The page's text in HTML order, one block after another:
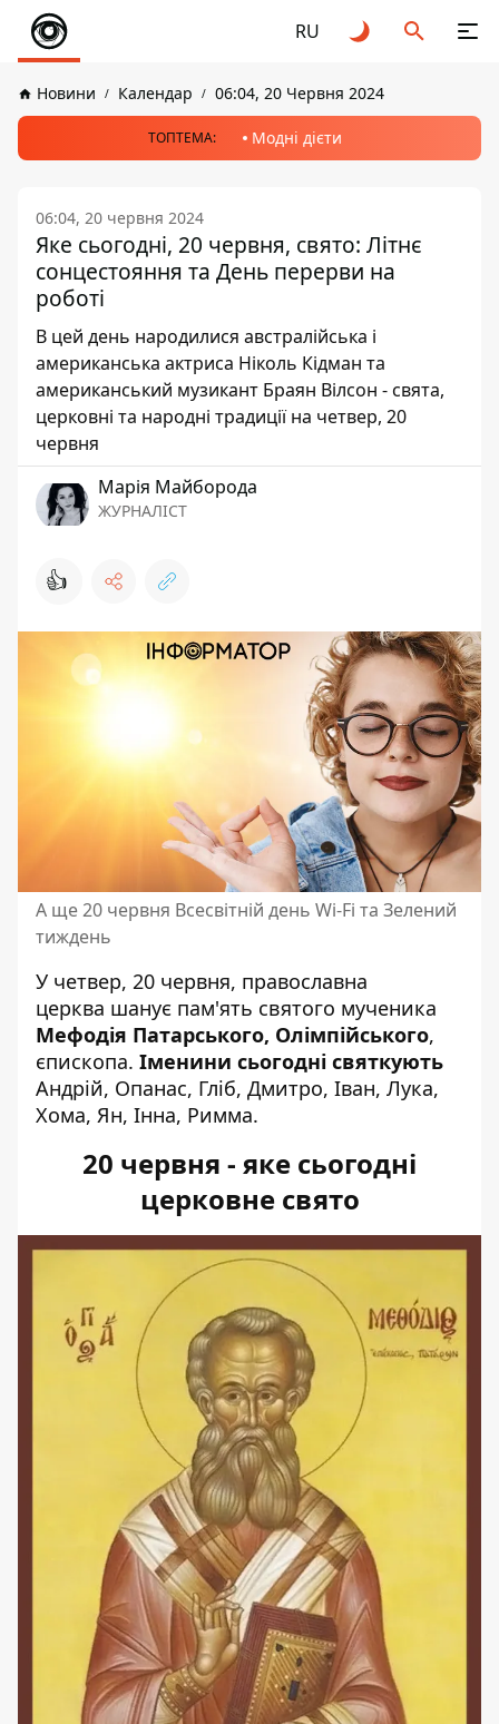
RU
Новини Календар 06:04, 20 Червня 2024
ТОПТЕМА: Модні дієти
06:04, 20 червня 2024
Яке сьогодні, 20 червня, свято: Літнє
сонцестояння та День перерви на
роботі
В цей день народилися австралійська і
американська актриса Ніколь Кідман та
американський музикант Браян Вілсон - свята,
церковні та народні традиції на четвер, 20
червня
Марія Майборода
ЖУРНАЛІСТ
👍
А ще 20 червня Всесвітній день Wi-Fi та Зелений
тиждень
У четвер, 20 червня, православна
церква шанує пам'ять святого мученика
Мефодія Патарського, Олімпійського,
єпископа. Іменини сьогодні святкують
Андрій, Опанас, Гліб, Дмитро, Іван, Лука,
Хома, Ян, Інна, Римма.
20 червня - яке сьогодні
церковне свято